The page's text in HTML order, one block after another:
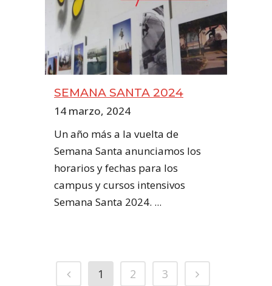
SEMANA SANTA 2024
14 marzo, 2024
Un año más a la vuelta de
Semana Santa anunciamos los
horarios y fechas para los
campus y cursos intensivos
Semana Santa 2024. ...
1 2 3